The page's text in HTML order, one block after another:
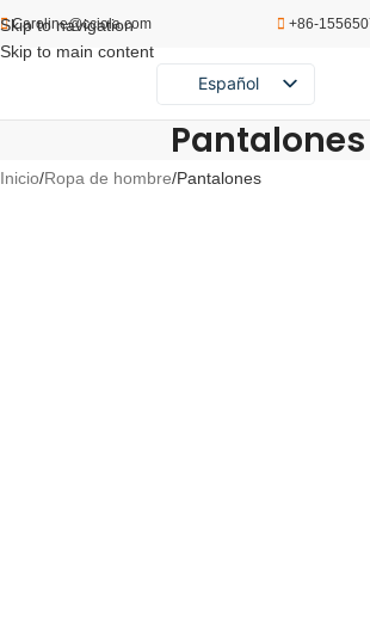
Skip to navigation
Skip to main content
Caroline@cciola.com +86-
Español
English
Pantalones
Inicio Ropa de hombre Pantalones